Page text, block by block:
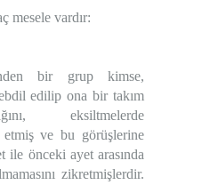
mesele vardır:
bir grup kimse,
edilip ona bir takım
eksiltmelerde
ve bu görüşlerine
önceki ayet arasında
zikretmişlerdir.